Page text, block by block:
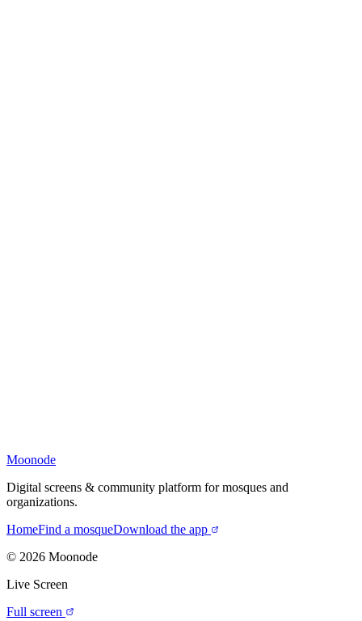
Moonode
Digital screens & community platform for mosques and
organizations.
HomeFind a mosqueDownload the app
© 2026 Moonode
Live Screen
Full screen